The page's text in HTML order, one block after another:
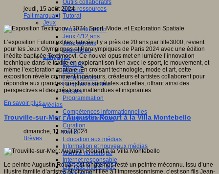
Outils collaboratifs
Sites ressources
Tutorat
Jeux
Jeu et éducation
Jeux 4/12 ans
Jeux sérieux
Jeux vidéo
Langages
Ecriture
Humour
Langue orale
Langues vivantes
Lecture
Programmation
Médias
Compétences informationnelles
Culture des médias
Curation
Droits
Education aux médias
Information et nouveaux médias
Identité numérique
Internet responsable
Littératie numérique
jeudi, 15 août 2024
Fait marquant
L’exposition Futurotextiles, lancée il y a près de 20 ans par lille3000, revient
pour les Jeux Olympiques et Paralympiques de Paris 2024 avec une édition
inédite baptisée Textimoov!. Ce nouvel opus met en lumière l’innovation
technique dans le textile en explorant son lien avec le sport, le mouvement, et
même l’exploration spatiale. En croisant technologie, mode et art, cette
exposition révèle comment ingénieurs, créateurs et artistes collaborent pour
répondre aux grandes questions sociétales actuelles, offrant ainsi des
perspectives et des créations inattendues et inspirantes.
En savoir plus...
Trouville-sur-Mer : Augustin Rouart à la Villa Montebello
dimanche, 11 août 2024
Brèves
Le peintre Augustin Rouart est longtemps resté un peintre méconnu. Issu d’une
illustre famille d’artistes étroitement liée à l’impressionnisme, c’est son fils Jean-